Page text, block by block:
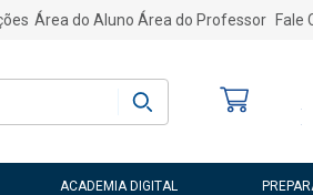
Área do Aluno Área do Professor Fale
ACADEMIA DIGITAL